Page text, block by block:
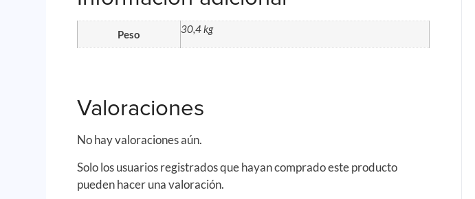
Peso 30,4 kg
Valoraciones
No hay valoraciones aún.
Solo los usuarios registrados que hayan comprado este producto
pueden hacer una valoración.